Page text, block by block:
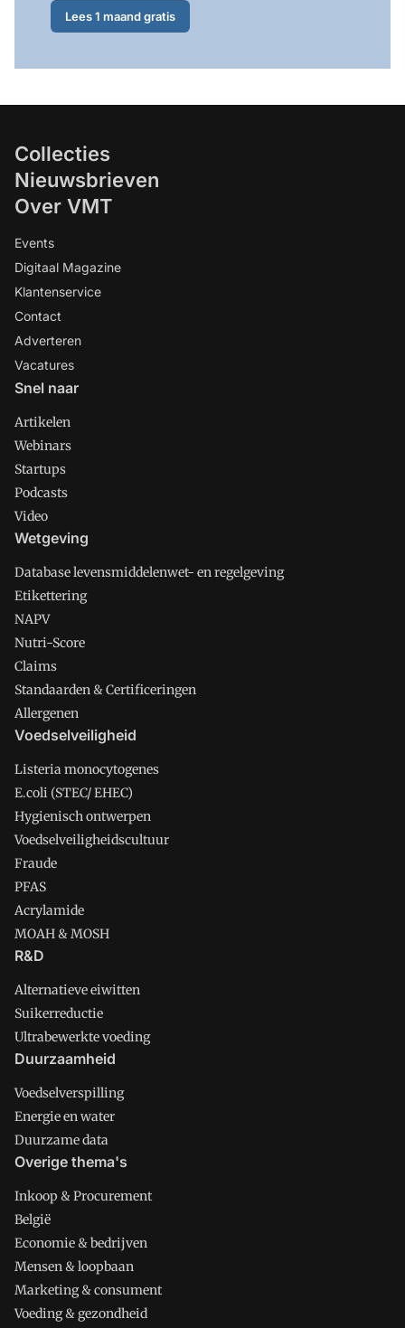
Lees 1 maand gratis
Collecties
Nieuwsbrieven
Over VMT
Events
Digitaal Magazine
Klantenservice
Contact
Adverteren
Vacatures
Snel naar
Artikelen
Webinars
Startups
Podcasts
Video
Wetgeving
Database levensmiddelenwet- en regelgeving
Etikettering
NAPV
Nutri-Score
Claims
Standaarden & Certificeringen
Allergenen
Voedselveiligheid
Listeria monocytogenes
E.coli (STEC/ EHEC)
Hygienisch ontwerpen
Voedselveiligheidscultuur
Fraude
PFAS
Acrylamide
MOAH & MOSH
R&D
Alternatieve eiwitten
Suikerreductie
Ultrabewerkte voeding
Duurzaamheid
Voedselverspilling
Energie en water
Duurzame data
Overige thema's
Inkoop & Procurement
België
Economie & bedrijven
Mensen & loopbaan
Marketing & consument
Voeding & gezondheid